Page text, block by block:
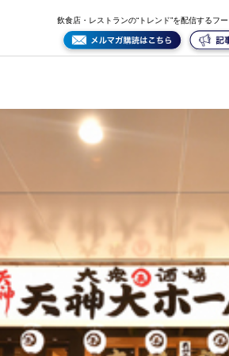
飲食店・レストランの“トレンド”を配信するフ